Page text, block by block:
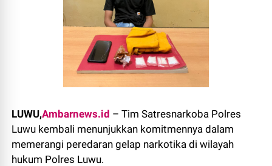
LUWU,Ambarnews.id – Tim Satresnarkoba Polres
Luwu kembali menunjukkan komitmennya dalam
memerangi peredaran gelap narkotika di wilayah
hukum Polres Luwu.